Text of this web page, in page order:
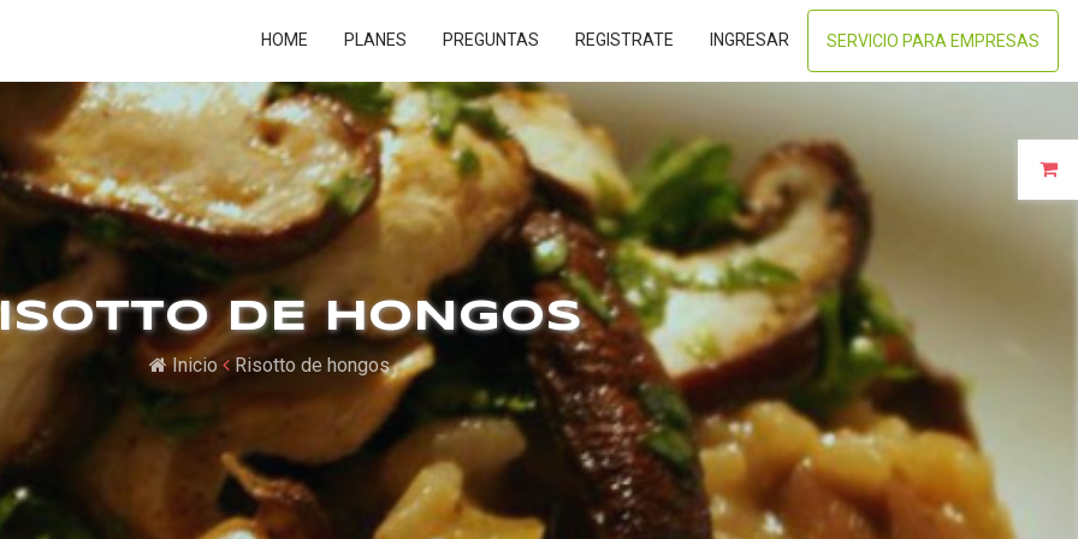
HOME PLANES PREGUNTAS REGISTRATE INGRESAR SERVICIO PARA EMPRESAS
DE HONGOS
Inicio Risotto de hongos